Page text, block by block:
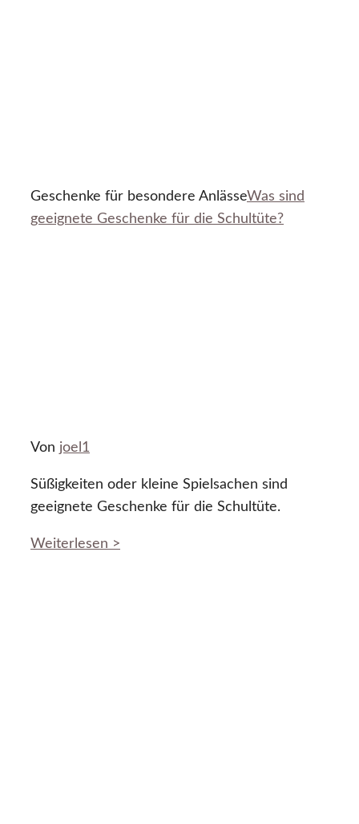
Geschenke für besondere AnlässeWas sind
geeignete Geschenke für die Schultüte?
Von joel1
Süßigkeiten oder kleine Spielsachen sind
geeignete Geschenke für die Schultüte.
Weiterlesen >